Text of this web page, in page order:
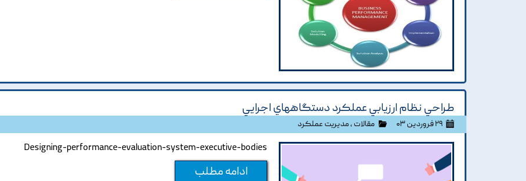
طراحي نظام ارزيابي عملکرد دستگاههاي اجرايي
۲۹ فروردین ۰۳ مقالات ،مدیریت عملکرد
Designing-performance-evaluation-system-executive-bodies
ادامه مطلب